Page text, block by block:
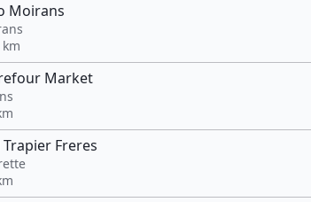
Moirans
Market
Trapier Freres